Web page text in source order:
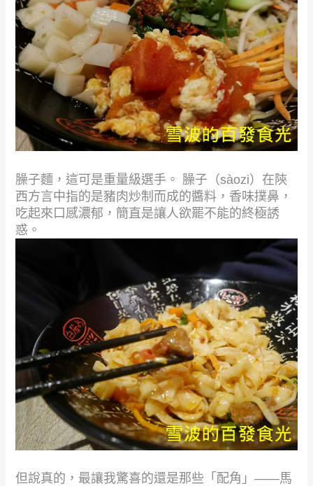
臊子麵，這可是重量級選手。 臊子（sàozi）在陝
西方言中指的是豬肉炒制而成的醬料，香味撲鼻，
吃起來口感濃郁，簡直是讓人欲罷不能的終極誘
惑。
但說真的，最讓我驚喜的還是那些「配角」——馬